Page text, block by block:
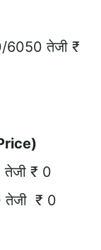
6050 तेजी ₹
तेजी ₹ 0
तेजी ₹ 0